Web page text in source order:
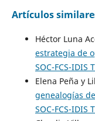
Artículos
Héctor Luna
estrategia de
SOC-FCS-IDIS
Elena Peña y
genealogías
SOC-FCS-IDIS